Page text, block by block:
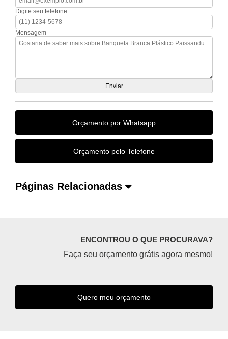
Digite seu telefone
Mensagem
Orçamento por Whatsapp
Orçamento pelo Telefone
Páginas Relacionadas
ENCONTROU O QUE PROCURAVA?
Faça seu orçamento grátis agora mesmo!
Quero meu orçamento